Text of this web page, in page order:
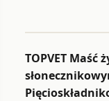
TOPVET